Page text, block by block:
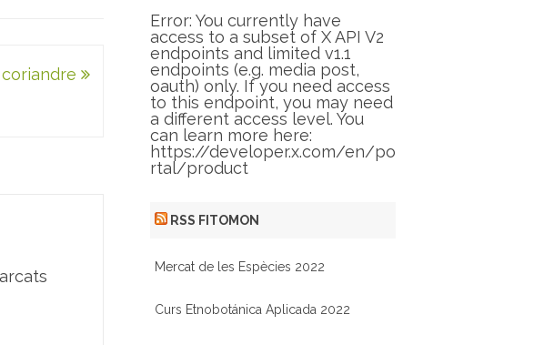
coriandre
r
i
e
s
Error: You currently have
access to a subset of X API V2
endpoints and limited v1.1
endpoints (e.g. media post,
oauth) only. If you need access
to this endpoint, you may need
a different access level. You
can learn more here:
https://developer.x.com/en/po
rtal/product
RSS FITOMON
Mercat de les Espècies 2022
Curs Etnobotánica Aplicada 2022